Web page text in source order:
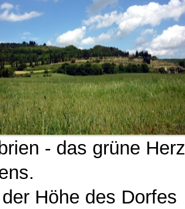
- das grüne Herz
Höhe des Dorfes